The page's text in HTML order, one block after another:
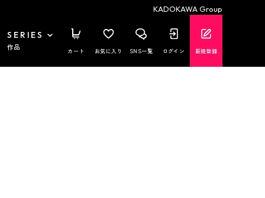
KADOKAWA Group
SERIES
作品 カート お気に入り SNS一覧 ログイン 新規登録